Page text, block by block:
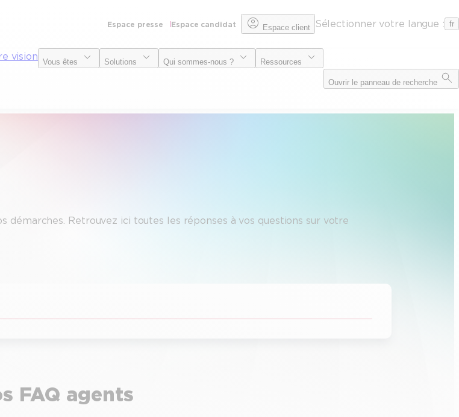
Espace presse Espace candidat Espace client Sélectionner votre langue : fr
vision Vous êtes Solutions Qui sommes-nous ? Ressources
Ouvrir le panneau de recherche
démarches. Retrouvez ici toutes les réponses à vos questions sur votre
FAQ agents